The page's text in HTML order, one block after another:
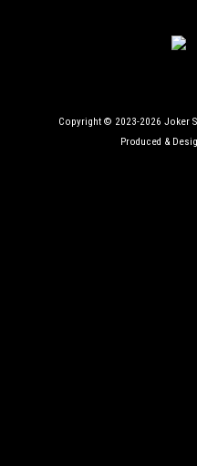
Copyright © 2023-2026 Joker
Produced &